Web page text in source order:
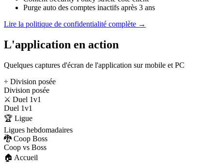
Purge auto des comptes inactifs après 3 ans
Lire la politique de confidentialité complète →
L'application en action
Quelques captures d'écran de l'application sur mobile et PC
÷ Division posée
Division posée
⚔️ Duel 1v1
Duel 1v1
🏆 Ligue
Ligues hebdomadaires
🐉 Coop Boss
Coop vs Boss
🏠 Accueil